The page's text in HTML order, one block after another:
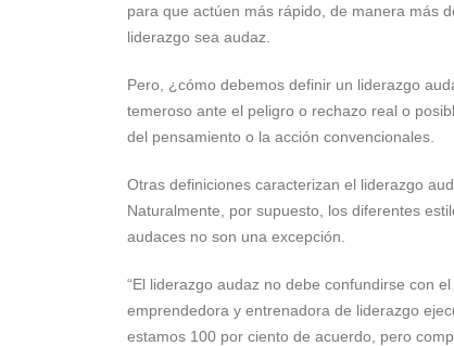
para que actúen más rápido, de manera más
liderazgo sea audaz.
Pero, ¿cómo debemos definir un liderazgo
temeroso ante el peligro o rechazo real o
del pensamiento o la acción convencionales.
Otras definiciones caracterizan el liderazgo
Naturalmente, por supuesto, los diferentes
audaces no son una excepción.
“El liderazgo audaz no debe confundirse con
emprendedora y entrenadora de liderazgo
estamos 100 por ciento de acuerdo, pero